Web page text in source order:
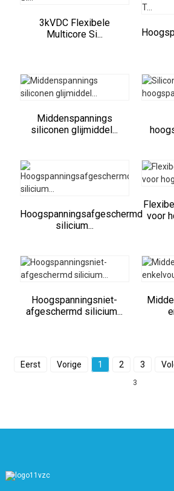
3kVDC Flexibele
Multicore Si...
Middenspannings
siliconen glijmiddel...
Hoogspanningsafgeschermd
silicium...
voor
Hoogspanningsniet-
afgeschermd silicium...
Eerst Vorige 1 2 3
3